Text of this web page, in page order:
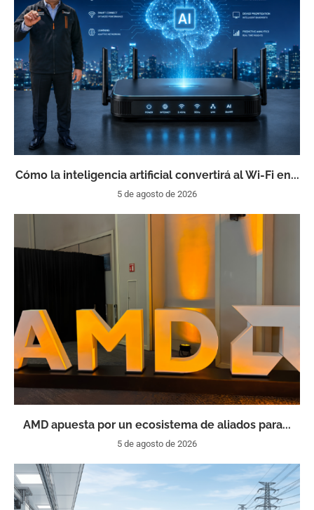
Cómo la inteligencia artificial convertirá al Wi-Fi en...
5 de agosto de 2026
AMD apuesta por un ecosistema de aliados para...
5 de agosto de 2026